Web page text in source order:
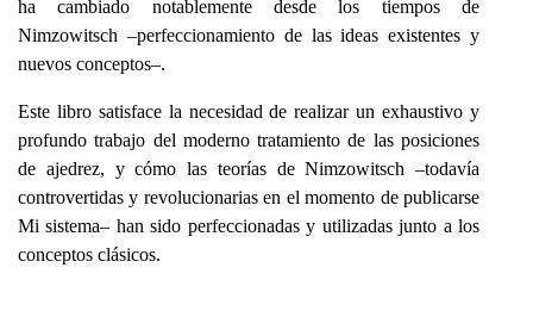
ha cambiado notablemente desde los tiempos de
Nimzowitsch –perfeccionamiento de las ideas existentes y
nuevos conceptos–.
Este libro satisface la necesidad de realizar un exhaustivo y
profundo trabajo del moderno tratamiento de las posiciones
de ajedrez, y cómo las teorías de Nimzowitsch –todavía
controvertidas y revolucionarias en el momento de publicarse
Mi sistema– han sido perfeccionadas y utilizadas junto a los
conceptos clásicos.